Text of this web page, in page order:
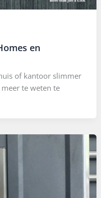
en
of kantoor slimmer
te weten te